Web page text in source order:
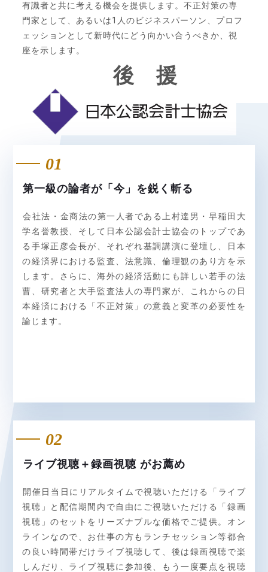
有識者と共に考える機会を提供します。不正対策の専
門家として、あるいは1人のビジネスパーソン、プロフ
ェッションとして新時代にどう向かい合うべきか、視
座を示します。
後 援
第一級の論者が「今」を鋭く斬る
会社法・金商法の第一人者である上村達男・早稲田大
学名誉教授、そして日本公認会計士協会のトップであ
る手塚正彦会長が、それぞれ基調講演に登壇し、日本
の経済界における監査、法意識、倫理観のあり方を示
します。さらに、海外の経済活動にも詳しい若手の法
曹、研究者と大手監査法人の専門家が、これからの日
本経済における「不正対策」の意義と変革の必要性を
論じます。
01
ライブ視聴＋録画視聴 がお薦め
開催日当日にリアルタイムで視聴いただける「ライブ
視聴」と配信期間内で自由にご視聴いただける「録画
視聴」のセットをリーズナブルな価格でご提供。オン
ラインなので、お仕事の方もランチセッション等都合
の良い時間帯だけライブ視聴して、後は録画視聴で楽
しんだり、ライブ視聴に参加後、もう一度要点を視聴
02